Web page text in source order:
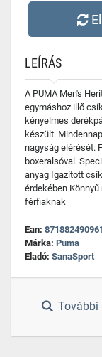
LEÍRÁS
A PUMA Men's
egymáshoz illő
kényelmes
készült.
nagyság elérését.
boxeralsóval.
anyag Igazított
érdekében
férfiaknak
Ean:
Márka: Puma
Eladó: SanaSport